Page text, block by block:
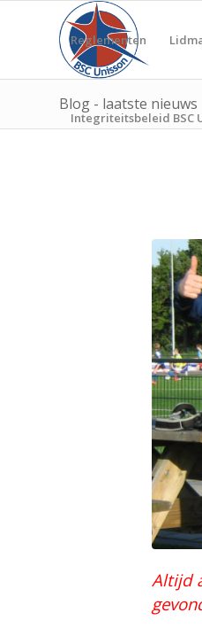
Reglementen
Integriteitsbeleid BSC
Blog - laatste nieuws
Altijd